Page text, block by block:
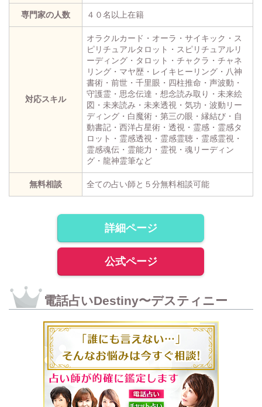
専門家の人数 ４０名以上在籍
対応スキル
オラクルカード・オーラ・サイキック・ス
ピリチュアルタロット・スピリチュアルリ
ーディング・タロット・チャクラ・チャネ
リング・マヤ歴・レイキヒーリング・八神
書術・前世・千里眼・四柱推命・声波動・
守護霊・思念伝達・想念読み取り・未来絵
図・未来読み・未来透視・気功・波動リー
ディング・白魔術・第三の眼・縁結び・自
動書記・西洋占星術・透視・霊感・霊感タ
ロット・霊感透視・霊感霊聴・霊感霊視・
霊感魂伝・霊能力・霊視・魂リーディン
グ・龍神霊筆など
無料相談 全ての占い師と５分無料相談可能
詳細ページ
公式ページ
電話占いDestiny〜デスティニー